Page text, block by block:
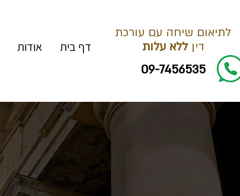
דף בית אודות
לתיאום שיחה עם עורכת
דיןללא עלות
09-7456535